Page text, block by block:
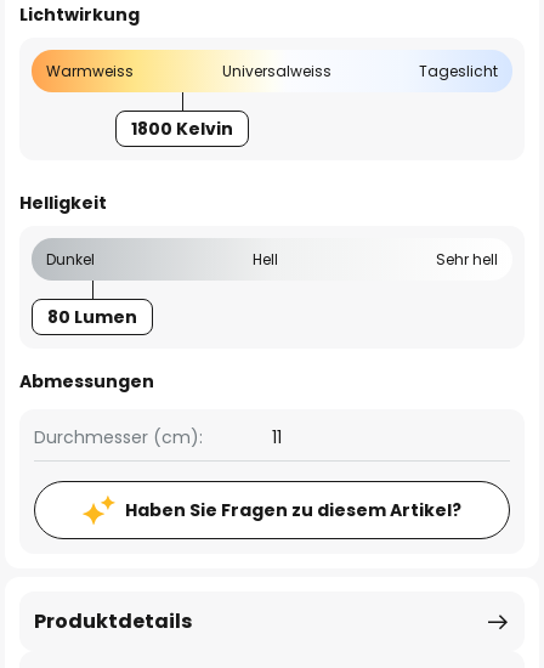
Lichtwirkung
Warmweiss Universalweiss Tageslicht
1800 Kelvin
Helligkeit
Dunkel Hell Sehr hell
80 Lumen
Abmessungen
Durchmesser (cm): 11
Haben Sie Fragen zu diesem Artikel?
Produktdetails